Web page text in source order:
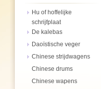
Hu of hoffelijke
schrijfplaat
De kalebas
Daoïstische veger
Chinese strijdwagens
Chinese drums
Chinese wapens